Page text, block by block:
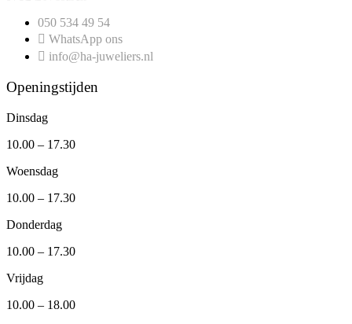
050 534 49 54
WhatsApp ons
info@ha-juweliers.nl
Openingstijden
Dinsdag
10.00 – 17.30
Woensdag
10.00 – 17.30
Donderdag
10.00 – 17.30
Vrijdag
10.00 – 18.00